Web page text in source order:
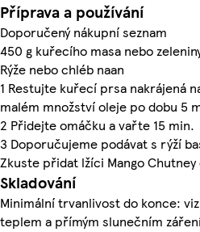
Příprava a používání
Doporučený nákupní seznam
450 g kuřecího masa nebo
Rýže nebo chléb naan
1 Restujte kuřecí prsa nakrájená
malém množství oleje po dobu 5
2 Přidejte omáčku a vařte 15 min.
3 Doporučujeme podávat s rýží
Zkuste přidat lžíci Mango
Skladování
Minimální trvanlivost do konce:
teplem a přímým slunečním